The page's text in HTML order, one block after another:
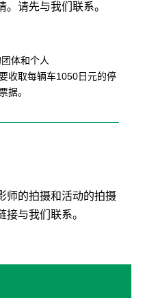
请先与我们联系。
体和个人
收取每辆车1050日元的停
据。
师的拍摄和活动的拍摄
与我们联系。